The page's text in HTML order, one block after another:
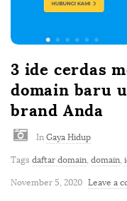
3 ide cerdas
domain baru
brand Anda
In Gaya Hidup
Tags daftar domain, domain,
November 5, 2020 Leave a